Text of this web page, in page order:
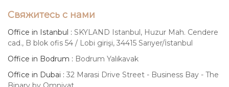
Свяжитесь с нами
Office in Istanbul : SKYLAND Istanbul, Huzur Mah. Cendere
cad., B blok ofis 54 / Lobi girişi, 34415 Sarıyer/İstanbul
Office in Bodrum : Bodrum Yalıkavak
Office in Dubai : 32 Marasi Drive Street - Business Bay - The